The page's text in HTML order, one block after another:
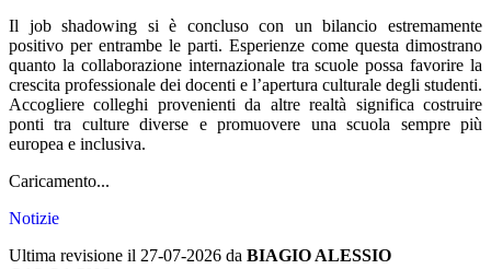
Il job shadowing si è concluso con un bilancio estremamente
positivo per entrambe le parti. Esperienze come questa dimostrano
quanto la collaborazione internazionale tra scuole possa favorire la
crescita professionale dei docenti e l’apertura culturale degli studenti.
Accogliere colleghi provenienti da altre realtà significa costruire
ponti tra culture diverse e promuovere una scuola sempre più
europea e inclusiva.
Caricamento...
Notizie
Ultima revisione il 27-07-2026 da BIAGIO ALESSIO